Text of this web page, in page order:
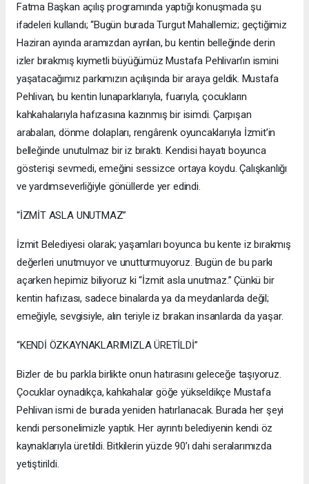
Fatma Başkan açılış programında yaptığı konuşmada şu
ifadeleri kullandı; “Bugün burada Turgut Mahallemiz; geçtiğimiz
Haziran ayında aramızdan ayrılan, bu kentin belleğinde derin
izler bırakmış kıymetli büyüğümüz Mustafa Pehlivan’ın ismini
yaşatacağımız parkımızın açılışında bir araya geldik. Mustafa
Pehlivan, bu kentin lunaparklarıyla, fuarıyla, çocukların
kahkahalarıyla hafızasına kazınmış bir isimdi. Çarpışan
arabaları, dönme dolapları, rengârenk oyuncaklarıyla İzmit’in
belleğinde unutulmaz bir iz bıraktı. Kendisi hayatı boyunca
gösterişi sevmedi, emeğini sessizce ortaya koydu. Çalışkanlığı
ve yardımseverliğiyle gönüllerde yer edindi.
“İZMİT ASLA UNUTMAZ”
İzmit Belediyesi olarak; yaşamları boyunca bu kente iz bırakmış
değerleri unutmuyor ve unutturmuyoruz. Bugün de bu parkı
açarken hepimiz biliyoruz ki “İzmit asla unutmaz.” Çünkü bir
kentin hafızası, sadece binalarda ya da meydanlarda değil;
emeğiyle, sevgisiyle, alın teriyle iz bırakan insanlarda da yaşar.
“KENDİ ÖZKAYNAKLARIMIZLA ÜRETİLDİ”
Bizler de bu parkla birlikte onun hatırasını geleceğe taşıyoruz.
Çocuklar oynadıkça, kahkahalar göğe yükseldikçe Mustafa
Pehlivan ismi de burada yeniden hatırlanacak. Burada her şeyi
kendi personelimizle yaptık. Her ayrıntı belediyenin kendi öz
kaynaklarıyla üretildi. Bitkilerin yüzde 90’ı dahi seralarımızda
yetiştirildi.